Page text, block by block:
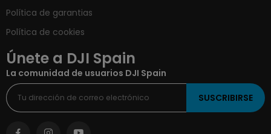
Política de garantias
Política de cookies
Únete a DJI Spain
La comunidad de usuarios DJI Spain
SUSCRIBIRSE